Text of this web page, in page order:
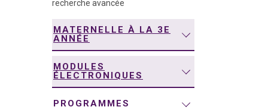
recherche avancée
MATERNELLE À LA 3E
ANNÉE
MODULES
ÉLECTRONIQUES
PROGRAMMES